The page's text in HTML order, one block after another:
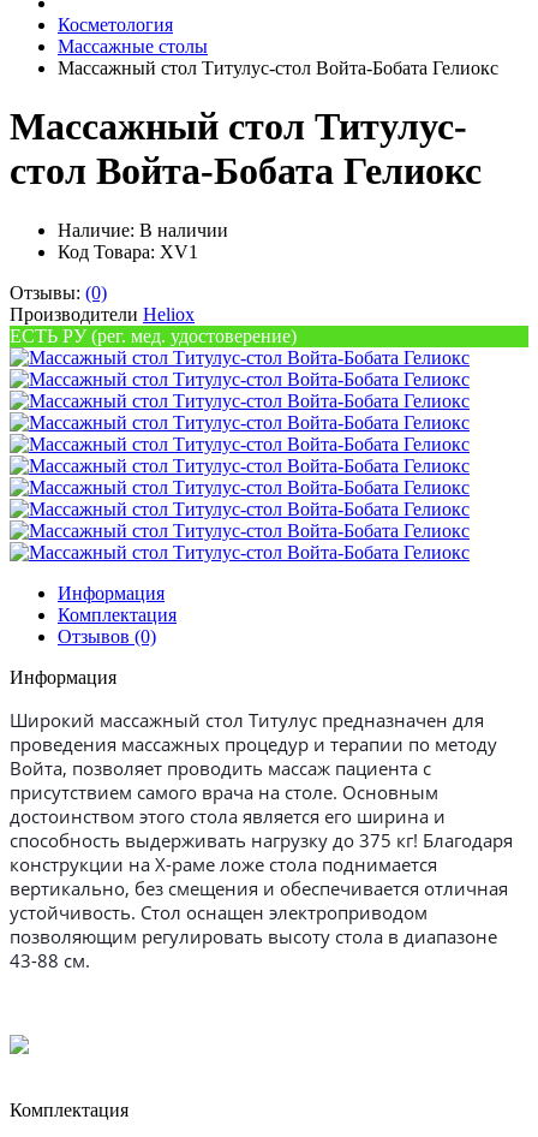
Косметология
Массажные столы
Массажный стол Титулус-стол Войта-Бобата Гелиокс
Массажный стол Титулус-
стол Войта-Бобата Гелиокс
Наличие: В наличии
Код Товара: XV1
Отзывы: (0)
Производители Heliox
ЕСТЬ РУ (рег. мед. удостоверение)
Информация
Комплектация
Отзывов (0)
Информация
Широкий массажный стол Титулус предназначен для
проведения массажных процедур и терапии по методу
Войта, позволяет проводить массаж пациента с
присутствием самого врача на столе. Основным
достоинством этого стола является его ширина и
способность выдерживать нагрузку до 375 кг! Благодаря
конструкции на X-раме ложе стола поднимается
вертикально, без смещения и обеспечивается отличная
устойчивость. Стол оснащен электроприводом
позволяющим регулировать высоту стола в диапазоне
43-88 см.
Комплектация